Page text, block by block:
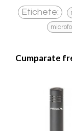
Etichete:
Cumparate